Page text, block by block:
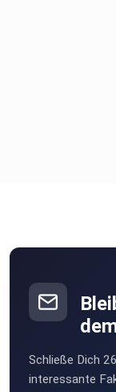
Schließe Dich
interessante